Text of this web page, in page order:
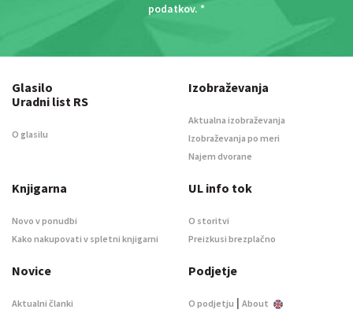
podatkov. *
Glasilo
Uradni list RS
O glasilu
Izobraževanja
Aktualna izobraževanja
Izobraževanja po meri
Najem dvorane
Knjigarna
Novo v ponudbi
Kako nakupovati v spletni knjigarni
UL info tok
O storitvi
Preizkusi brezplačno
Novice
Aktualni članki
Podjetje
O podjetju | About